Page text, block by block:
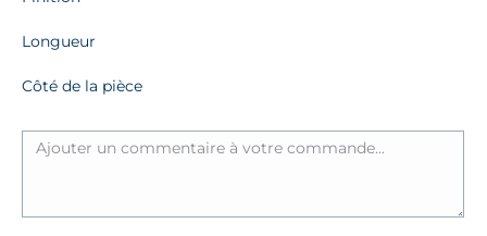
Longueur
Côté de la pièce